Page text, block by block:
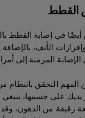
القطط
في إصابة القطط
الأنف،
المزمنة إلى
التحقق بانتظام
يديك على جسمها،
رقيقة من الدهون، وقد